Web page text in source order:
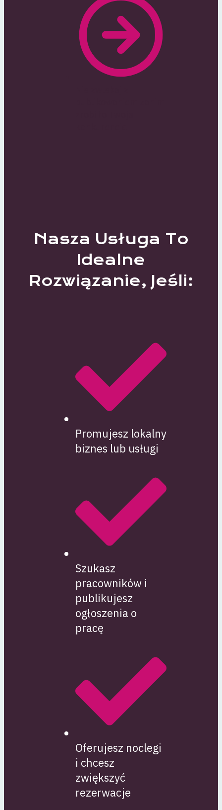
Nasza Usługa To
Idealne
Rozwiązanie, Jeśli:
Promujesz lokalny
biznes lub usługi
Szukasz
pracowników i
publikujesz
ogłoszenia o
pracę
Oferujesz noclegi
i chcesz
zwiększyć
rezerwacje